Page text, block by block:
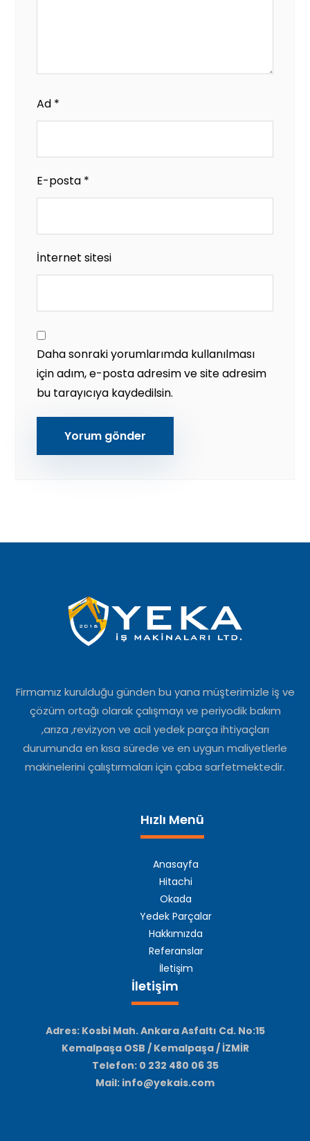
Ad *
E-posta *
İnternet sitesi
Daha sonraki yorumlarımda kullanılması
için adım, e-posta adresim ve site adresim
bu tarayıcıya kaydedilsin.
Yorum gönder
Firmamız kurulduğu günden bu yana müşterimizle iş ve
çözüm ortağı olarak çalışmayı ve periyodik bakım
,arıza ,revizyon ve acil yedek parça ihtiyaçları
durumunda en kısa sürede ve en uygun maliyetlerle
makinelerini çalıştırmaları için çaba sarfetmektedir.
Hızlı Menü
Anasayfa
Hitachi
Okada
Yedek Parçalar
Hakkımızda
Referanslar
İletişim
İletişim
Adres: Kosbi Mah. Ankara Asfaltı Cd. No:15
Kemalpaşa OSB / Kemalpaşa / İZMİR
Telefon: 0 232 480 06 35
Mail: info@yekais.com